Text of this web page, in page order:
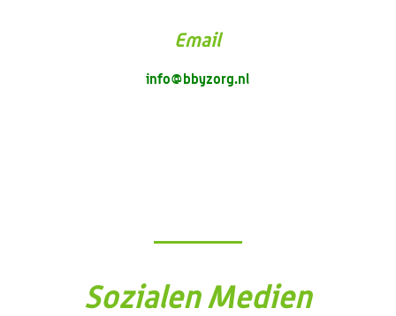
Email
info@bbyzorg.nl
Sozialen Medien